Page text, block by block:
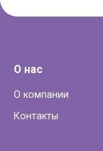
О нас
О компании
Контакты